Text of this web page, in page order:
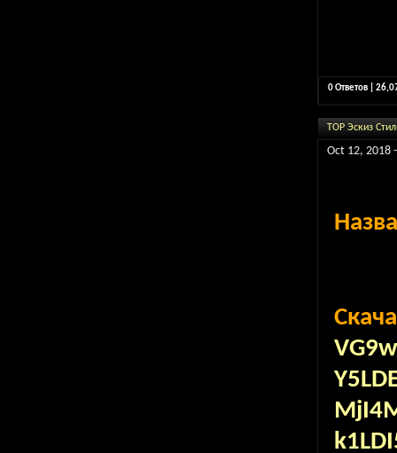
0 Ответов |
TOP Эскиз
Oct 12, 2018